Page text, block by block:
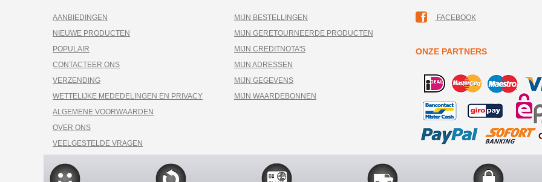
AANBIEDINGEN
NIEUWE PRODUCTEN
POPULAIR
CONTACTEER ONS
VERZENDING
WETTELIJKE MEDEDELINGEN EN PRIVACY
ALGEMENE VOORWAARDEN
OVER ONS
VEELGESTELDE VRAGEN
MIJN BESTELLINGEN
MIJN GERETOURNEERDE PRODUCTEN
MIJN CREDITNOTA'S
MIJN ADRESSEN
MIJN GEGEVENS
MIJN WAARDEBONNEN
FACEBOOK
ONZE PARTNERS